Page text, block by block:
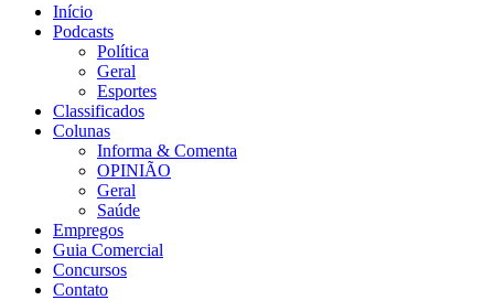
Início
Podcasts
Política
Geral
Esportes
Classificados
Colunas
Informa & Comenta
OPINIÃO
Geral
Saúde
Empregos
Guia Comercial
Concursos
Contato